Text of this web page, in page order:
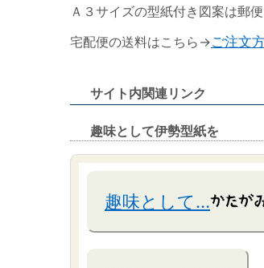
Ａ３サイズの型紙付き図案は郵
宅配便の送料はこちら→ご注文
サイト内関連リンク
趣味として伊勢型紙を
趣味として…